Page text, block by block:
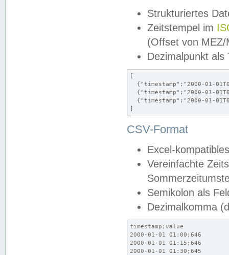
Strukturiertes
Zeitstempel im
(Offset von MEZ/
Dezimalpunkt als
[
{"timestamp":"2000-01-
{"timestamp":"2000-01-
{"timestamp":"2000-01-
]
CSV-Format
Excel-
Vereinfachte
Semikolon als
Dezimalkomma
timestamp;value
2000-01-01 01:00;646
2000-01-01 01:15;646
2000-01-01 01:30;645